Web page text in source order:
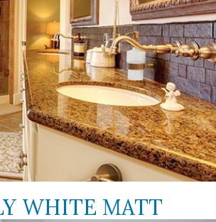
WHITE MATT